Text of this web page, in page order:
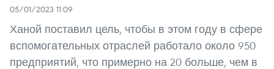
05/01/2023 11:09
Ханой поставил цель, чтобы в этом году в сфере
вспомогательных отраслей работало около 950
предприятий, что примерно на 20 больше, чем в